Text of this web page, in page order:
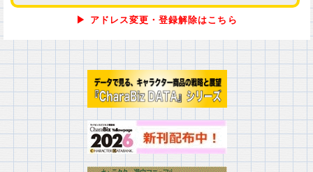
▶ アドレス変更・登録解除はこちら